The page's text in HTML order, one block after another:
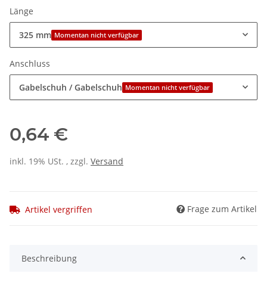
Länge
325 mm Momentan nicht verfügbar
Anschluss
Gabelschuh / Gabelschuh Momentan nicht verfügbar
0,64 €
inkl. 19% USt. , zzgl. Versand
Artikel vergriffen Frage zum Artikel
Beschreibung